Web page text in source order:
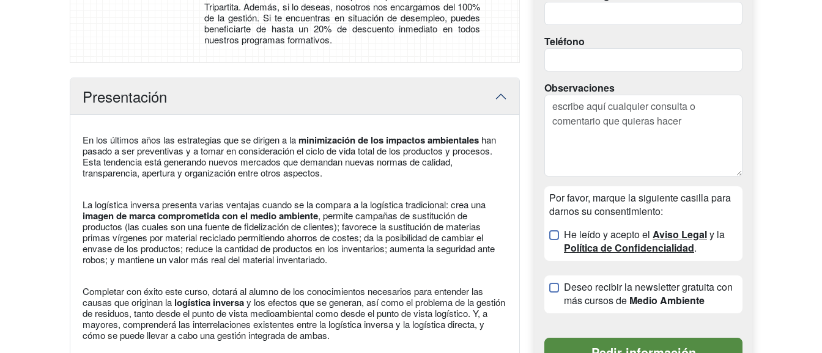
Tripartita. Además, si lo deseas, nosotros nos encargamos del 100%
de la gestión. Si te encuentras en situación de desempleo, puedes
beneficiarte de hasta un 20% de descuento inmediato en todos
nuestros programas formativos.
Presentación
En los últimos años las estrategias que se dirigen a laminimización de los impactos ambientales han
pasado a ser preventivas y a tomar en consideración el ciclo de vida total de los productos y procesos.
Esta tendencia está generando nuevos mercados que demandan nuevas normas de calidad,
transparencia, apertura y organización entre otros aspectos.
La logística inversa presenta varias ventajas cuando se la compara a la logística tradicional: crea una
imagen de marca comprometida con el medio ambiente, permite campañas de sustitución de
productos (las cuales son una fuente de fidelización de clientes); favorece la sustitución de materias
primas vírgenes por material reciclado permitiendo ahorros de costes; da la posibilidad de cambiar el
envase de los productos; reduce la cantidad de productos en los inventarios; aumenta la seguridad ante
robos; y mantiene un valor más real del material inventariado.
Completar con éxito este curso, dotará al alumno de los conocimientos necesarios para entender las
causas que originan la logística inversay los efectos que se generan, así como el problema de la gestión
de residuos, tanto desde el punto de vista medioambiental como desde el punto de vista logístico. Y, a
mayores, comprenderá las interrelaciones existentes entre la logística inversa y la logística directa, y
cómo se puede llevar a cabo una gestión integrada de ambas.
Teléfono
Observaciones
Por favor, marque la siguiente casilla para
darnos su consentimiento:
He leído y acepto el Aviso Legaly la
Política de Confidencialidad.
Deseo recibir la newsletter gratuita con
más cursos de Medio Ambiente